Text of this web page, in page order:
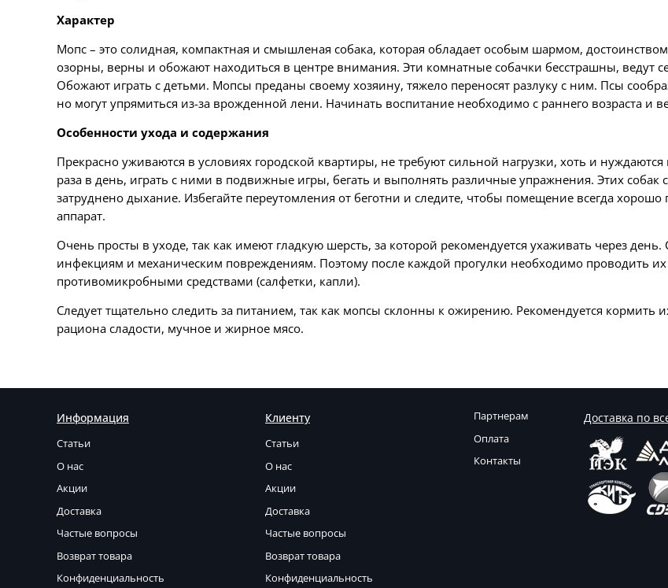
Характер
Мопс – это солидная, компактная и смышленая собака, которая обладает особым шармом,
озорны, верны и обожают находиться в центре внимания. Эти комнатные собачки бесстрашны,
Обожают играть с детьми. Мопсы преданы своему хозяину, тяжело переносят разлуку с ним. Псы
но могут упрямиться из-за врожденной лени. Начинать воспитание необходимо с раннего возраста и
Особенности ухода и содержания
Прекрасно уживаются в условиях городской квартиры, не требуют сильной нагрузки, хоть и
раза в день, играть с ними в подвижные игры, бегать и выполнять различные упражнения. Этих собак
затруднено дыхание. Избегайте переутомления от беготни и следите, чтобы помещение всегда
аппарат.
Очень просты в уходе, так как имеют гладкую шерсть, за которой рекомендуется ухаживать через
инфекциям и механическим повреждениям. Поэтому после каждой прогулки необходимо проводить
противомикробными средствами (салфетки, капли).
Следует тщательно следить за питанием, так как мопсы склонны к ожирению. Рекомендуется кормить
рациона сладости, мучное и жирное мясо.
Информация
Статьи
О нас
Акции
Доставка
Частые вопросы
Возврат товара
Конфиденциальность
Клиенту
Статьи
О нас
Акции
Доставка
Частые вопросы
Возврат товара
Конфиденциальность
Партнерам
Оплата
Контакты
Доставка по